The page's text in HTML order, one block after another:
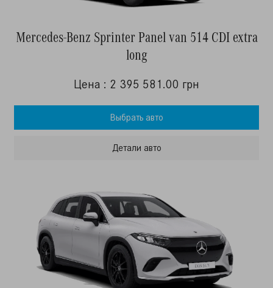
Mercedes-Benz Sprinter Panel van 514 CDI extra
long
Цена : 2 395 581.00 грн
Выбрать авто
Детали авто